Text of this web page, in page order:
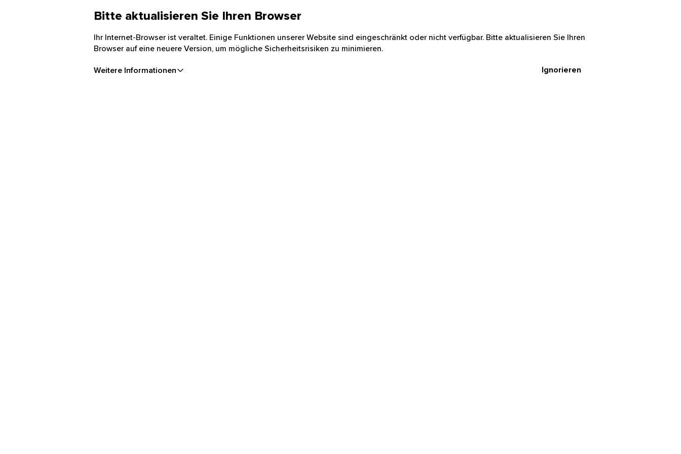
Bitte aktualisieren Sie Ihren Browser
Ihr Internet-Browser ist veraltet. Einige Funktionen unserer Website sind eingeschränkt oder nicht verfügbar. Bitte aktualisieren Sie Ihren
Browser auf eine neuere Version, um mögliche Sicherheitsrisiken zu minimieren.
Weitere Informationen Ignorieren